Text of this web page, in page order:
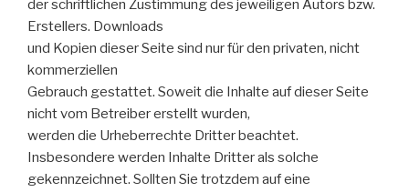
der schriftlichen Zustimmung des jeweiligen Autors bzw.
Erstellers. Downloads
und Kopien dieser Seite sind nur für den privaten, nicht
kommerziellen
Gebrauch gestattet. Soweit die Inhalte auf dieser Seite
nicht vom Betreiber erstellt wurden,
werden die Urheberrechte Dritter beachtet.
Insbesondere werden Inhalte Dritter als solche
gekennzeichnet. Sollten Sie trotzdem auf eine